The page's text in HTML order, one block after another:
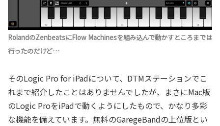
RolandのZenbeatsにFlow Machinesを組み込んで動かすところまでは
行ったのだけど…
そのLogic Pro for iPadについて、DTMステーションでこ
れまで紹介したことはありませんでしたが、まさにMac版
のLogic ProをiPadで動くようにしたもので、かなり多彩
な機能を備えています。無料のGaregeBandの上位版とい